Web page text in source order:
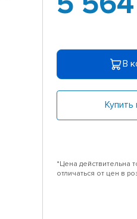
В
Купить
*Цена действительна
отличаться от цен в